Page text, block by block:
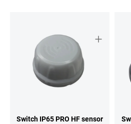
Switch IP65 PRO HF sensor